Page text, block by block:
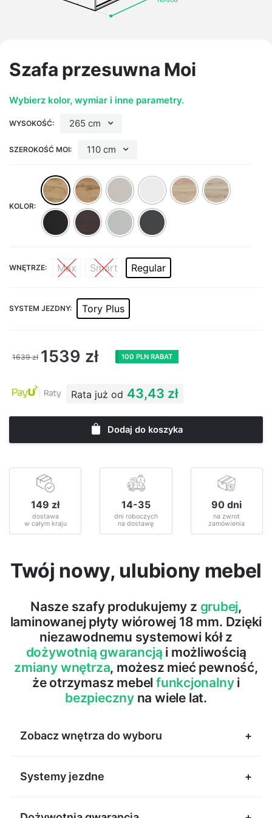
Szafa przesuwna Moi
Wybierz kolor, wymiar i inne parametry.
WYSOKOŚĆ: 265 cm
SZEROKOŚĆ MOI: 110 cm
KOLOR:
WNĘTRZE: Max Smart Regular
SYSTEM JEZDNY: Tory Plus
1639zł 1539 zł 100 PLN RABAT
Rata już od 43,43 zł
Dodaj do koszyka
149 zł
dostawa
w całym kraju
14-35
dni roboczych
na dostawę
90 dni
na zwrot
zamówienia
Twój nowy, ulubiony mebel
Nasze szafy produkujemy z grubej,
laminowanej płyty wiórowej 18 mm. Dzięki
niezawodnemu systemowi kół z
dożywotnią gwarancją i możliwością
zmiany wnętrza, możesz mieć pewność,
że otrzymasz mebel funkcjonalny i
bezpieczny na wiele lat.
Zobacz wnętrza do wyboru
Systemy jezdne